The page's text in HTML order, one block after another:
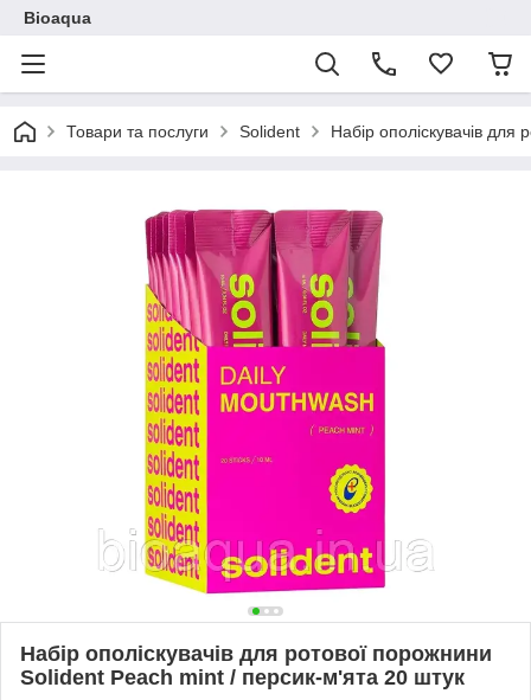
Bioaqua
Товари та послуги Solident Набір ополіскувачів
Набір ополіскувачів для ротової порожнини
Solident Peach mint / персик-м'ята 20 штук